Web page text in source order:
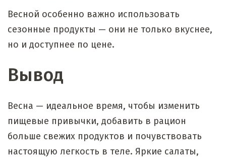
Весной особенно важно использовать
сезонные продукты — они не только вкуснее,
но и доступнее по цене.
Вывод
Весна — идеальное время, чтобы изменить
пищевые привычки, добавить в рацион
больше свежих продуктов и почувствовать
настоящую легкость в теле. Яркие салаты,